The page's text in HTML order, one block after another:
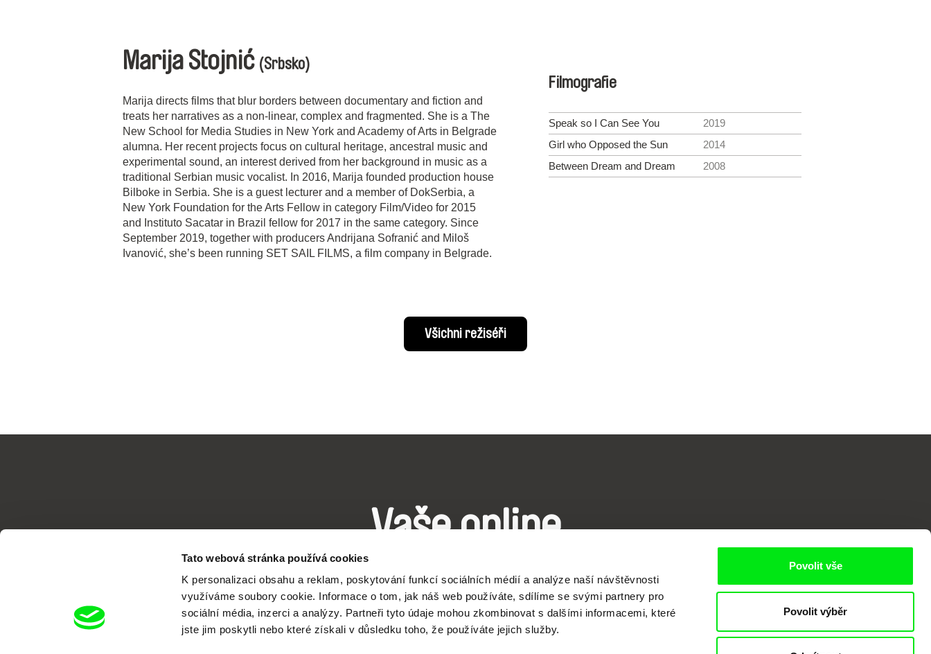
Tato webová stránka používá cookies
K personalizaci obsahu a reklam, poskytování funkcí sociálních médií a analýze naší návštěvnosti
využíváme soubory cookie. Informace o tom, jak náš web používáte, sdílíme se svými partnery pro
sociální média, inzerci a analýzy. Partneři tyto údaje mohou zkombinovat s dalšími informacemi, které
jste jim poskytli nebo které získali v důsledku toho, že používáte jejich služby.
Povolit vše
Povolit výběr
Marija Stojnić (Srbsko)
Marija directs films that blur borders between documentary and fiction and
treats her narratives as a non-linear, complex and fragmented. She is a The
New School for Media Studies in New York and Academy of Arts in Belgrade
alumna. Her recent projects focus on cultural heritage, ancestral music and
experimental sound, an interest derived from her background in music as a
traditional Serbian music vocalist. In 2016, Marija founded production house
Bilboke in Serbia. She is a guest lecturer and a member of DokSerbia, a
New York Foundation for the Arts Fellow in category Film/Video for 2015
and Instituto Sacatar in Brazil fellow for 2017 in the same category. Since
September 2019, together with producers Andrijana Sofranić and Miloš
Ivanović, she’s been running SET SAIL FILMS, a film company in Belgrade.
Filmografie
Speak so I Can See You
2019
Girl who Opposed the Sun
2014
Between Dream and Dream
2008
Všichni režiséři
Vaše online
dokumentární kino
Nové festivalové filmy
každý týden